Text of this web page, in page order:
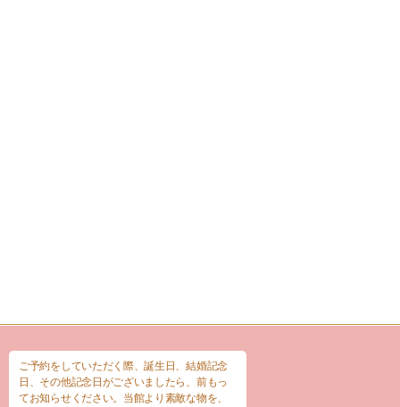
ご予約をしていただく際、誕生日、結婚記念
日、その他記念日がございましたら、前もっ
てお知らせください。当館より素敵な物を、